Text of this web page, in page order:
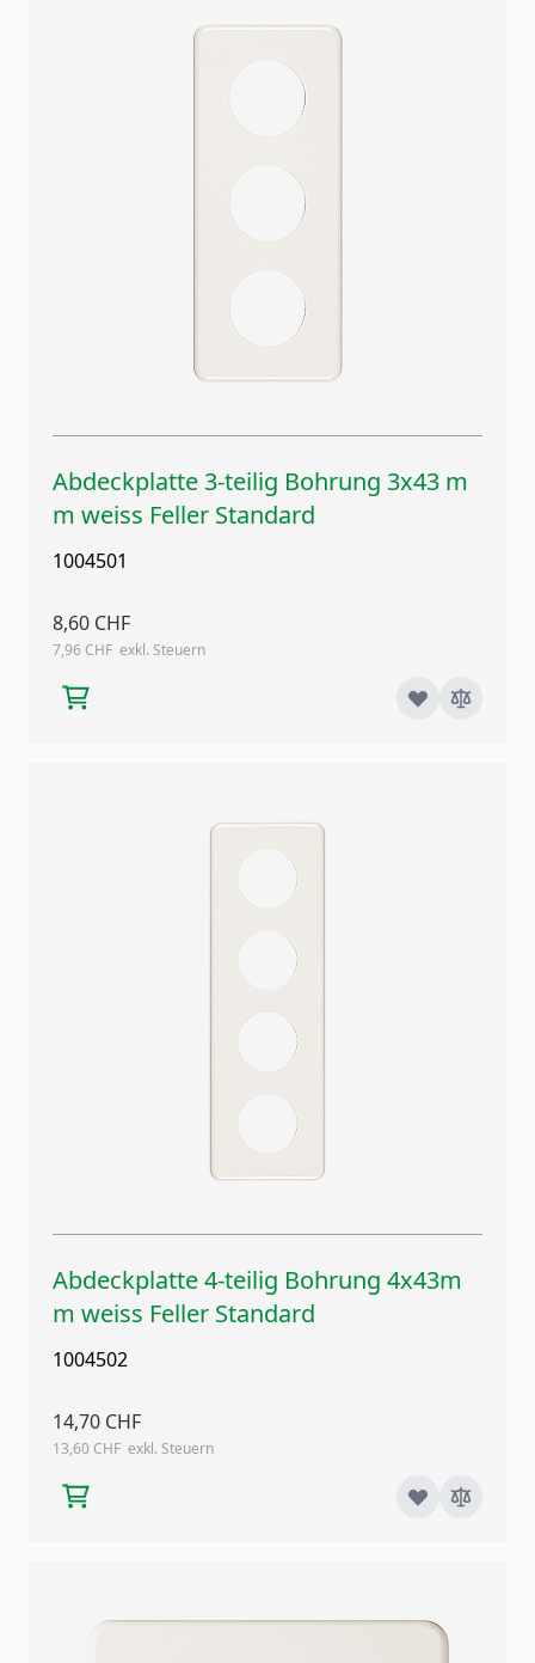
Abdeckplatte 3-teilig Bohrung 3x43 m
m weiss Feller Standard
1004501
8,60 CHF
7,96 CHF
Abdeckplatte 4-teilig Bohrung 4x43m
m weiss Feller Standard
1004502
14,70 CHF
13,60 CHF